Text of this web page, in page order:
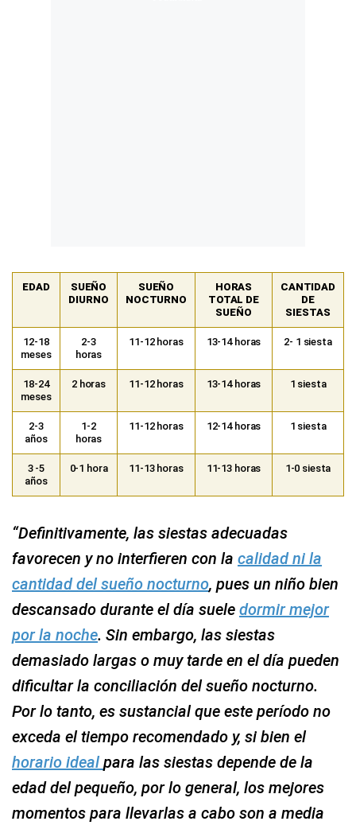
EDAD
SUEÑO
DIURNO
SUEÑO
NOCTURNO
HORAS
TOTAL DE
SUEÑO
CANTIDAD
DE
SIESTAS
12-18
meses
2-3
horas
11-12 horas 13-14 horas 2- 1 siesta
18-24
meses
2 horas 11-12 horas 13-14 horas 1 siesta
2-3
años
1-2
horas
11-12 horas 12-14 horas 1 siesta
3 -5
años
0-1 hora 11-13 horas 11-13 horas 1-0 siesta
“Definitivamente, las siestas adecuadas
favorecen y no interfieren con la calidad ni la
cantidad del sueño nocturno, pues un niño bien
descansado durante el día suele dormir mejor
por la noche. Sin embargo, las siestas
demasiado largas o muy tarde en el día pueden
dificultar la conciliación del sueño nocturno.
Por lo tanto, es sustancial que este período no
exceda el tiempo recomendado y, si bien el
horario idealpara las siestas depende de la
edad del pequeño, por lo general, los mejores
momentos para llevarlas a cabo son a media